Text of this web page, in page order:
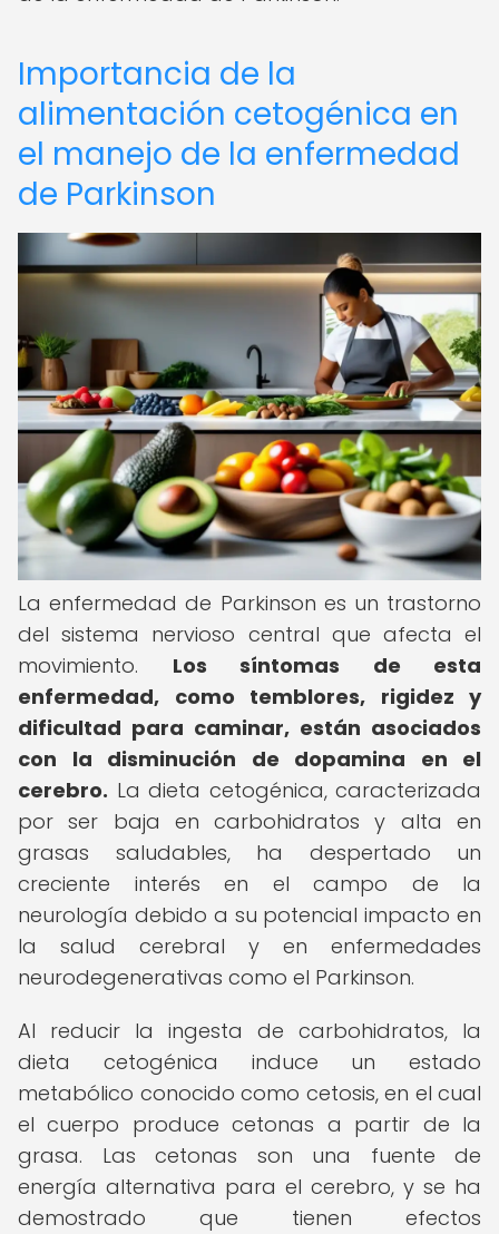
Importancia de la
alimentación cetogénica en
el manejo de la enfermedad
de Parkinson
La enfermedad de Parkinson es un trastorno
del sistema nervioso central que afecta el
movimiento. Los síntomas de esta
enfermedad, como temblores, rigidez y
dificultad para caminar, están asociados
con la disminución de dopamina en el
cerebro. La dieta cetogénica, caracterizada
por ser baja en carbohidratos y alta en
grasas saludables, ha despertado un
creciente interés en el campo de la
neurología debido a su potencial impacto en
la salud cerebral y en enfermedades
neurodegenerativas como el Parkinson.
Al reducir la ingesta de carbohidratos, la
dieta cetogénica induce un estado
metabólico conocido como cetosis, en el cual
el cuerpo produce cetonas a partir de la
grasa. Las cetonas son una fuente de
energía alternativa para el cerebro, y se ha
demostrado que tienen efectos